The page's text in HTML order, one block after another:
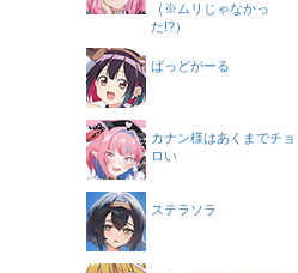
（※ムリじゃなかっ
た!?）
ばっどがーる
カナン様はあくまでチョ
ロい
ステラソラ